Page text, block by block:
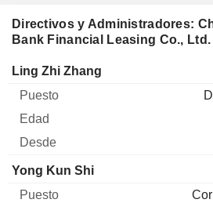
Directivos y Administradores:
Bank Financial Leasing Co., Ltd.
Director Puesto
Ling Zhi Zhang
Yong Kun Shi